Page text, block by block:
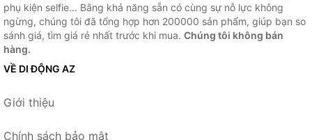
phụ kiện selfie... Bằng khả năng sẵn có cùng sự nỗ lực không
ngừng, chúng tôi đã tổng hợp hơn 200000 sản phẩm, giúp bạn so
sánh giá, tìm giá rẻ nhất trước khi mua. Chúng tôi không bán
hàng.
VỀ DI ĐỘNG AZ
Giới thiệu
Chính sách bảo mật